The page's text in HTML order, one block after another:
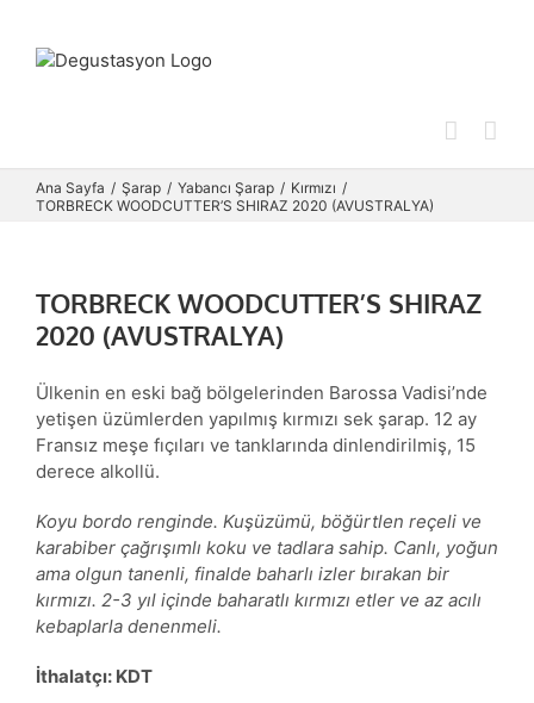
content
Ana Sayfa Şarap Yabancı Şarap
Kırmızı
TORBRECK WOODCUTTER’S SHIRAZ 2020 (AVUSTRALYA)
TORBRECK WOODCUTTER’S SHIRAZ
2020 (AVUSTRALYA)
Ülkenin en eski bağ bölgelerinden Barossa Vadisi’nde
yetişen üzümlerden yapılmış kırmızı sek şarap. 12 ay
Fransız meşe fıçıları ve tanklarında dinlendirilmiş, 15
derece alkollü.
Koyu bordo renginde. Kuşüzümü, böğürtlen reçeli ve
karabiber çağrışımlı koku ve tadlara sahip. Canlı, yoğun
ama olgun tanenli, finalde baharlı izler bırakan bir
kırmızı. 2-3 yıl içinde baharatlı kırmızı etler ve az acılı
kebaplarla denenmeli.
İthalatçı: KDT